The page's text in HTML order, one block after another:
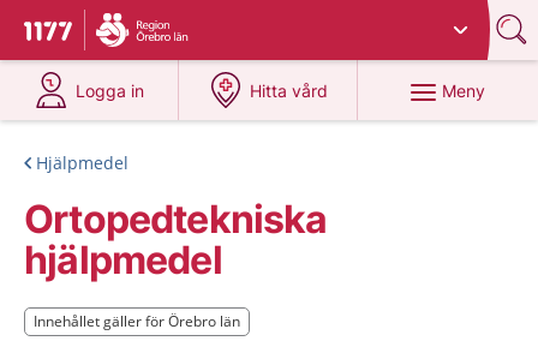
Till startsidan för 1177
Du har valt region
Logga in
på 1177.se
Hitta vård
på 1177.se
Meny
Hjälpmedel
Ortopedtekniska
hjälpmedel
Innehållet gäller för Örebro län
Innehållet gäller för Örebro län